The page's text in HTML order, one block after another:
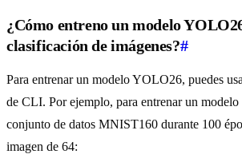
¿Cómo entreno un modelo
clasificación de imágenes?#
Para entrenar un modelo YOLO26, puedes
de CLI. Por ejemplo, para entrenar un modelo
conjunto de datos MNIST160 durante 100
imagen de 64: